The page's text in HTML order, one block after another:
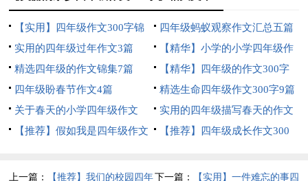
【实用】四年级作文300字锦
集5篇
四年级蚂蚁观察作文汇总五篇
实用的四年级过年作文3篇
【精华】小学的小学四年级作
文1200字集锦7篇
精选四年级的作文锦集7篇
【精华】四年级的作文300字
合集九篇
四年级盼春节作文4篇
精选生命四年级作文300字9篇
关于春天的小学四年级作文
400字8篇
实用的四年级描写春天的作文
合集六篇
【推荐】假如我是四年级作文
【推荐】四年级成长作文300
上一篇： 【推荐】我们的校园四年下一篇： 【实用】一件难忘的事四